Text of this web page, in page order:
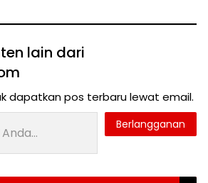
lain dari
dapatkan pos terbaru lewat email.
Berlangganan